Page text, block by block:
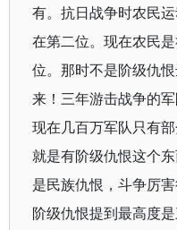
有。抗日战争时农民
在第二位。现在农民
位。那时不是阶级仇
来！三年游击战争的
现在几百万军队只有
就是有阶级仇恨这个
是民族仇恨，斗争厉
阶级仇恨提到最高度